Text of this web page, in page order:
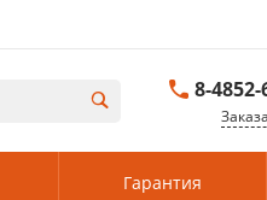
8-4852-
Ярославль
Гарантия